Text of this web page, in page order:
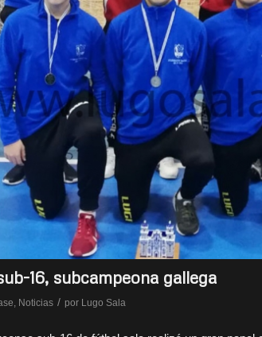
16, subcampeona gallega
, Noticias / por Lugo Sala